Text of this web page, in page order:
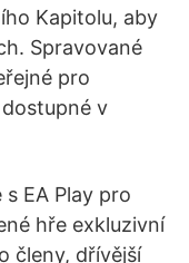
Kapitolu, aby
Spravované
pro
v
EA Play pro
hře exkluzivní
členy, dřívější